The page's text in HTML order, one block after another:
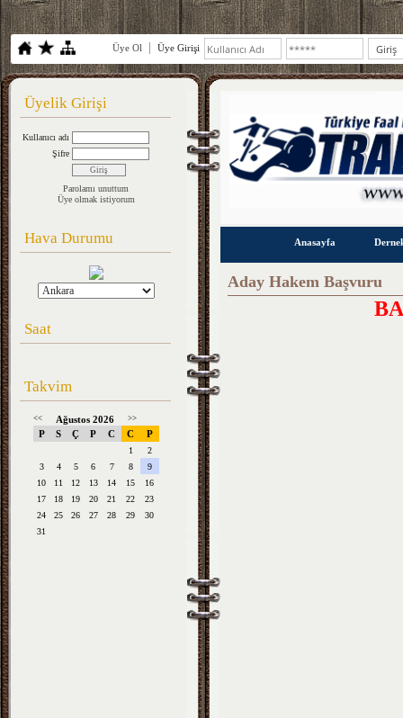
Üye Ol Üye Girişi
Üyelik Girişi
Kullanıcı adı
Şifre
Parolamı unuttum
Üye olmak istiyorum
Hava Durumu
Saat
Takvim
<< Ağustos 2026 >>
P S Ç P C C P
1
2
3
4 5 6 7 8
9
10
11 12 13 14 15
16
17
18 19 20 21 22
23
24
25 26 27 28 29
30
31
Anasayfa
Aday Hakem Başvuru